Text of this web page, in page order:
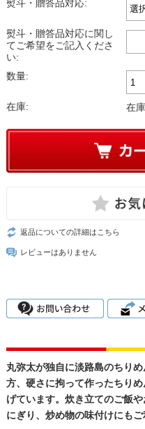
熨斗・贈答品対応:
熨斗・贈答品対応に関し
てご希望をご記入くださ
い:
数量:
在庫: 在
返品についての詳細はこちら
レビューはありません
丸弥太が独自に淡路島のちり
方、硬さに拘って作ったちり
げています。炊き立てのご飯
にぎり、炒め物の味付けにもご